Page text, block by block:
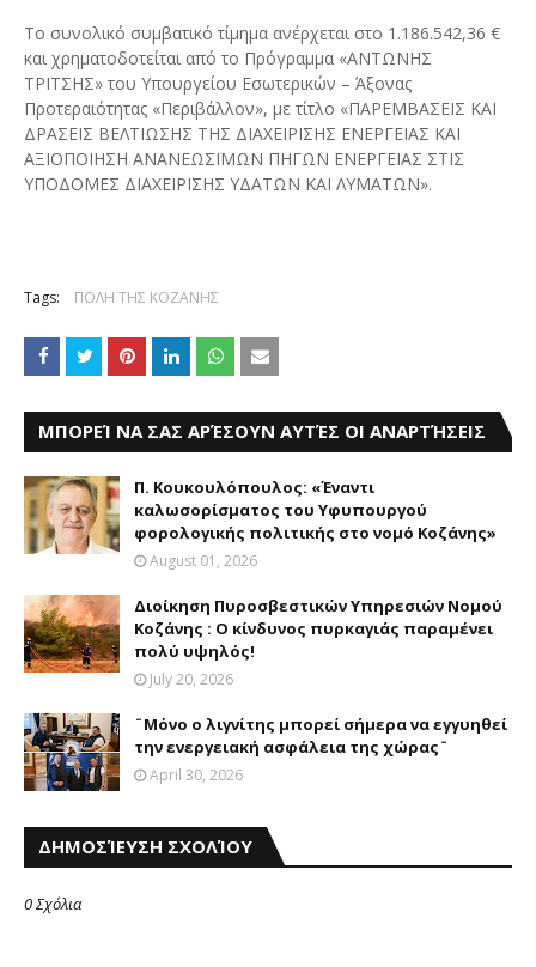
Το συνολικό συμβατικό τίμημα ανέρχεται στο 1.186.542,36 €
και χρηματοδοτείται από το Πρόγραμμα «ΑΝΤΩΝΗΣ
ΤΡΙΤΣΗΣ» του Υπουργείου Εσωτερικών – Άξονας
Προτεραιότητας «Περιβάλλον», με τίτλο «ΠΑΡΕΜΒΑΣΕΙΣ ΚΑΙ
ΔΡΑΣΕΙΣ ΒΕΛΤΙΩΣΗΣ ΤΗΣ ΔΙΑΧΕΙΡΙΣΗΣ ΕΝΕΡΓΕΙΑΣ ΚΑΙ
ΑΞΙΟΠΟΙΗΣΗ ΑΝΑΝΕΩΣΙΜΩΝ ΠΗΓΩΝ ΕΝΕΡΓΕΙΑΣ ΣΤΙΣ
ΥΠΟΔΟΜΕΣ ΔΙΑΧΕΙΡΙΣΗΣ ΥΔΑΤΩΝ ΚΑΙ ΛΥΜΑΤΩΝ».
Tags: ΠΟΛΗ ΤΗΣ ΚΟΖΑΝΗΣ
ΜΠΟΡΕΊ ΝΑ ΣΑΣ ΑΡΈΣΟΥΝ ΑΥΤΈΣ ΟΙ ΑΝΑΡΤΉΣΕΙΣ
Π. Κουκουλόπουλος: «Έναντι
καλωσορίσματος του Υφυπουργού
φορολογικής πολιτικής στο νομό Κοζάνης»
August 01, 2026
Διοίκηση Πυροσβεστικών Υπηρεσιών Νομού
Κοζάνης : Ο κίνδυνος πυρκαγιάς παραμένει
πολύ υψηλός!
July 20, 2026
¨Μόνο ο λιγνίτης μπορεί σήμερα να εγγυηθεί
την ενεργειακή ασφάλεια της χώρας¨
April 30, 2026
ΔΗΜΟΣΊΕΥΣΗ ΣΧΟΛΊΟΥ
0 Σχόλια